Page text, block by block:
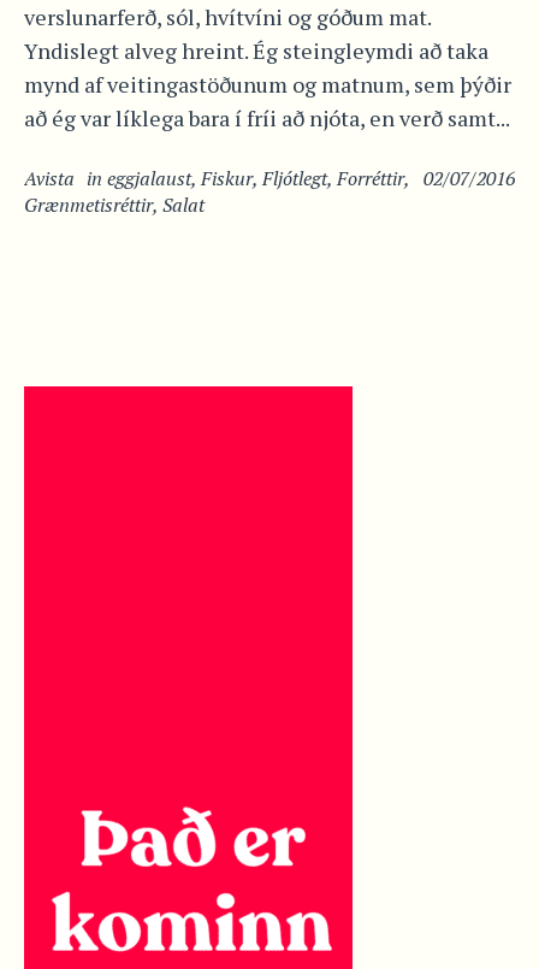
verslunarferð, sól, hvítvíni og góðum mat.
Yndislegt alveg hreint. Ég steingleymdi að taka
mynd af veitingastöðunum og matnum, sem þýðir
að ég var líklega bara í fríi að njóta, en verð samt...
02/07/2016
Avista in eggjalaust,Fiskur,Fljótlegt,Forréttir,
Grænmetisréttir, Salat